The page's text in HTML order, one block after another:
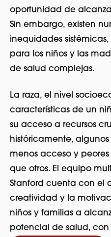
oportunidad de
Sin embargo, existen
inequidades
para los niños y las
de salud complejas.
La raza, el nivel
características de un
su acceso a recursos
históricamente,
menos acceso y
que otros. El equipo
Stanford cuenta con el
creatividad y la
niños y familias a
potencial de salud, con